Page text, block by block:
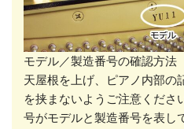
モデル／製造番号の確認方法
天屋根を上げ、ピアノ内部の
を挟まないようご注意くださ
号がモデルと製造番号を表し